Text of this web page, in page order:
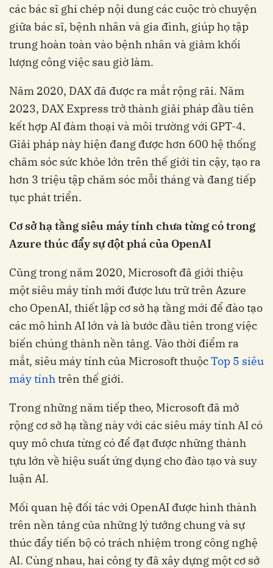
các bác sĩ ghi chép nội dung các cuộc trò chuyện
giữa bác sĩ, bệnh nhân và gia đình, giúp họ tập
trung hoàn toàn vào bệnh nhân và giảm khối
lượng công việc sau giờ làm.
Năm 2020, DAX đã được ra mắt rộng rãi. Năm
2023, DAX Express trở thành giải pháp đầu tiên
kết hợp AI đàm thoại và môi trường với GPT-4.
Giải pháp này hiện đang được hơn 600 hệ thống
chăm sóc sức khỏe lớn trên thế giới tin cậy, tạo ra
hơn 3 triệu tập chăm sóc mỗi tháng và đang tiếp
tục phát triển.
Cơ sở hạ tầng siêu máy tính chưa từng có trong
Azure thúc đẩy sự đột phá của OpenAI
Cũng trong năm 2020, Microsoft đã giới thiệu
một siêu máy tính mới được lưu trữ trên Azure
cho OpenAI, thiết lập cơ sở hạ tầng mới để đào tạo
các mô hình AI lớn và là bước đầu tiên trong việc
biến chúng thành nền tảng. Vào thời điểm ra
mắt, siêu máy tính của Microsoft thuộcTop 5 siêu
máy tínhtrên thế giới.
Trong những năm tiếp theo, Microsoft đã mở
rộng cơ sở hạ tầng này với các siêu máy tính AI có
quy mô chưa từng có để đạt được những thành
tựu lớn về hiệu suất ứng dụng cho đào tạo và suy
luận AI.
Mối quan hệ đối tác với OpenAI được hình thành
trên nền tảng của những lý tưởng chung và sự
thúc đẩy tiến bộ có trách nhiệm trong công nghệ
AI. Cùng nhau, hai công ty đã xây dựng một cơ sở